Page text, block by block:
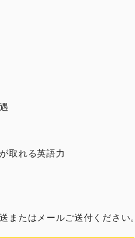
取れる英語力
またはメールご送付ください。